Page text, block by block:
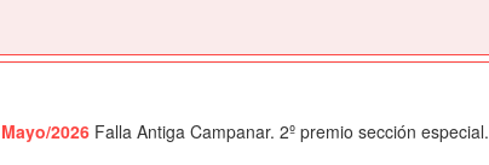
Mayo/2026 Falla Antiga Campanar. 2º premio sección especial.